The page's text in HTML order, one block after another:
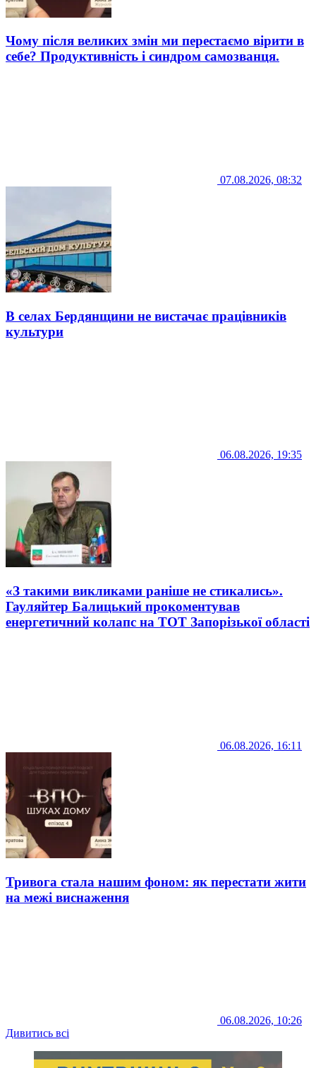
Чому після великих змін ми перестаємо вірити в
себе? Продуктивність і синдром самозванця.
07.08.2026, 08:32
В селах Бердянщини не вистачає працівників
культури
06.08.2026, 19:35
«З такими викликами раніше не стикались».
Гауляйтер Балицький прокоментував
енергетичний колапс на ТОТ Запорізької області
06.08.2026, 16:11
Тривога стала нашим фоном: як перестати жити
на межі виснаження
06.08.2026, 10:26
Дивитись всі